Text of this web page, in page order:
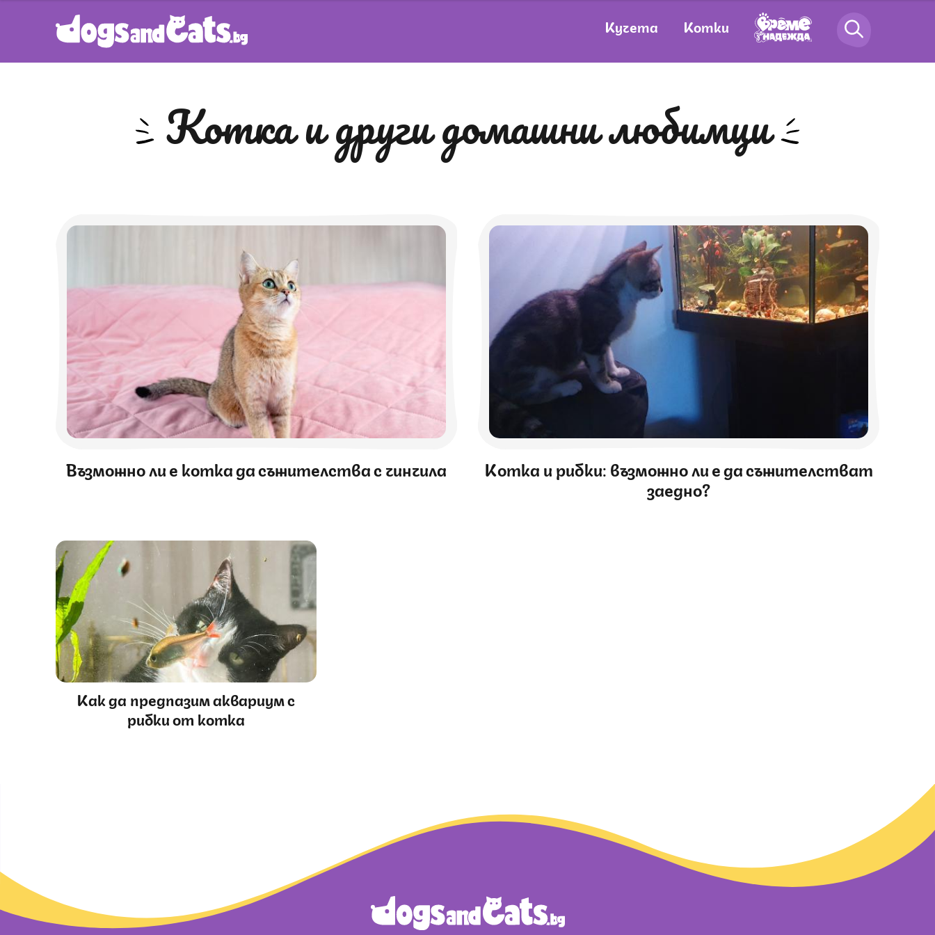
Кучета Котки
котка и други домашни любимци
Възможно ли е котка да съжителства с чинчила
Котка и рибки: възможно ли е да съжителстват
заедно?
Как да предпазим аквариум с
рибки от котка